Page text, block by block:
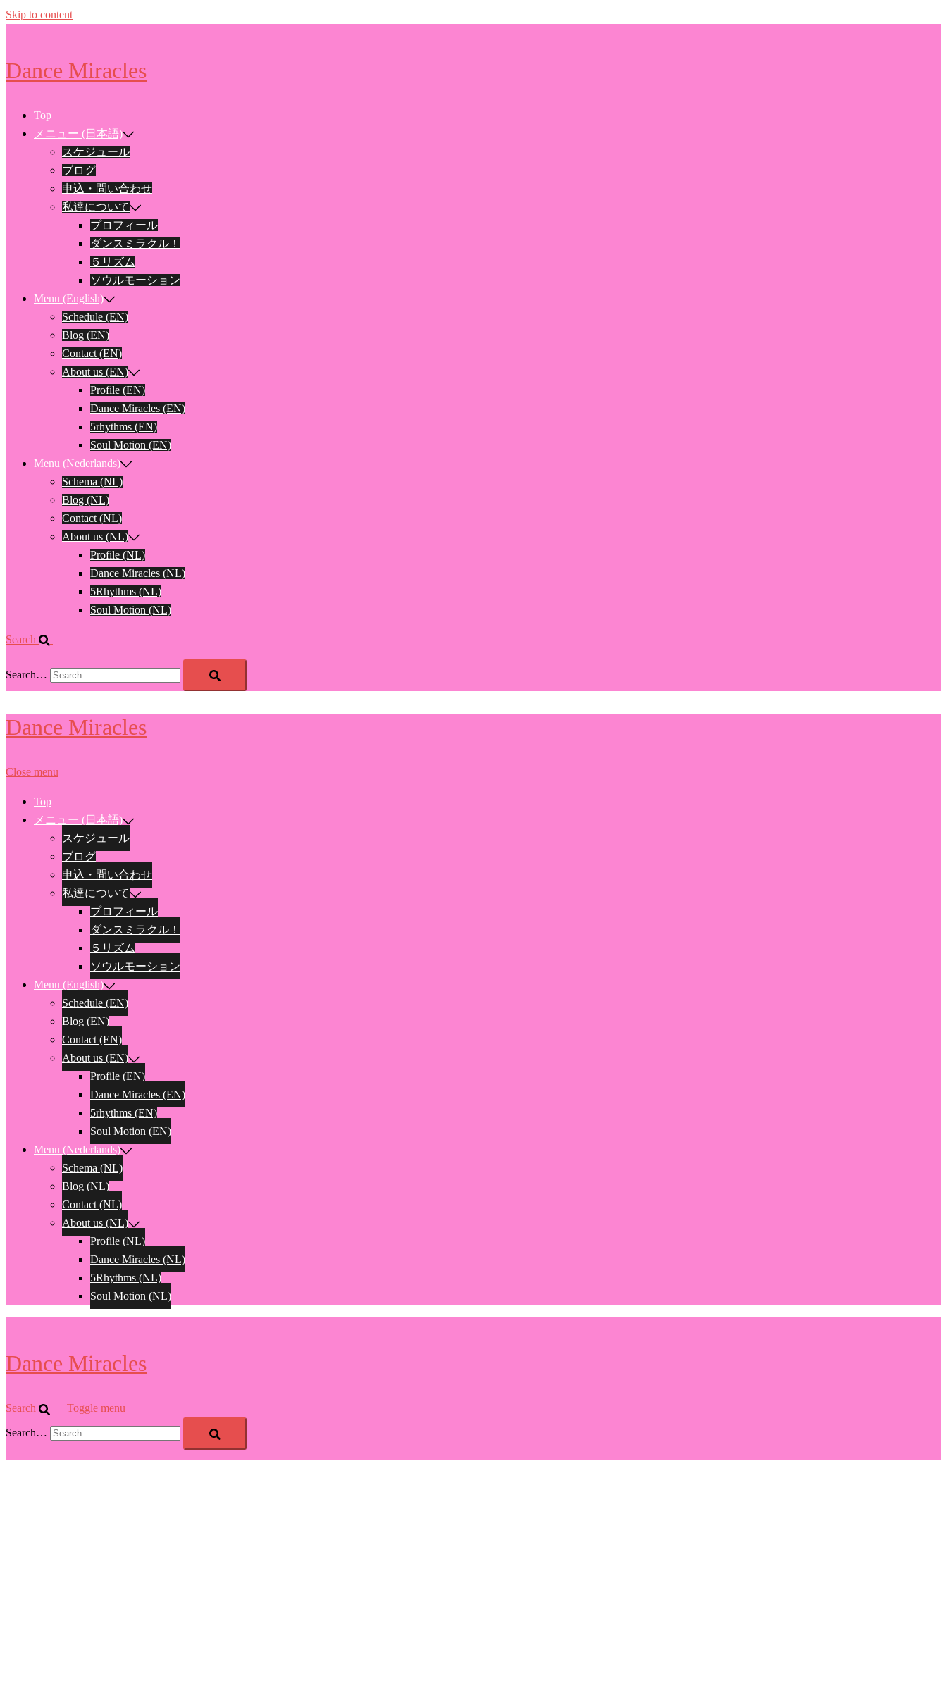
Skip to content
Dance Miracles
Top
メニュー (日本語)
スケジュール
ブログ
申込・問い合わせ
私達について
プロフィール
ダンスミラクル！
５リズム
ソウルモーション
Menu (English)
Schedule (EN)
Blog (EN)
Contact (EN)
About us (EN)
Profile (EN)
Dance Miracles (EN)
5rhythms (EN)
Soul Motion (EN)
Menu (Nederlands)
Schema (NL)
Blog (NL)
Contact (NL)
About us (NL)
Profile (NL)
Dance Miracles (NL)
5Rhythms (NL)
Soul Motion (NL)
Search
Search…
Dance Miracles
Close menu
Top
メニュー (日本語)
スケジュール
ブログ
申込・問い合わせ
私達について
プロフィール
ダンスミラクル！
５リズム
ソウルモーション
Menu (English)
Schedule (EN)
Blog (EN)
Contact (EN)
About us (EN)
Profile (EN)
Dance Miracles (EN)
5rhythms (EN)
Soul Motion (EN)
Menu (Nederlands)
Schema (NL)
Blog (NL)
Contact (NL)
About us (NL)
Profile (NL)
Dance Miracles (NL)
5Rhythms (NL)
Soul Motion (NL)
Dance Miracles
Search Toggle menu
Search…